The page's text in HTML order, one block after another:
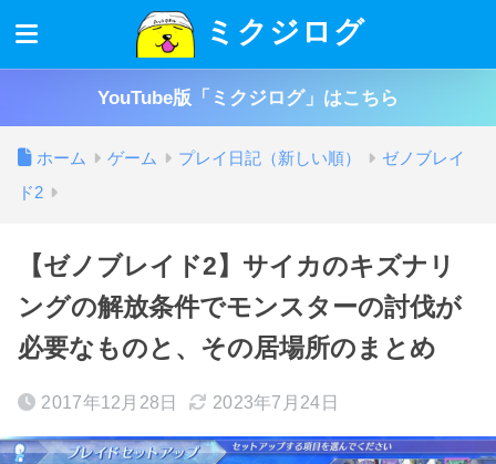
ミクジログ
YouTube版「ミクジログ」はこちら
ホーム ゲーム プレイ日記（新しい順）
ゼノブレイ
ド2
【ゼノブレイド2】サイカのキズナリ
ングの解放条件でモンスターの討伐が
必要なものと、その居場所のまとめ
2017年12月28日 2023年7月24日